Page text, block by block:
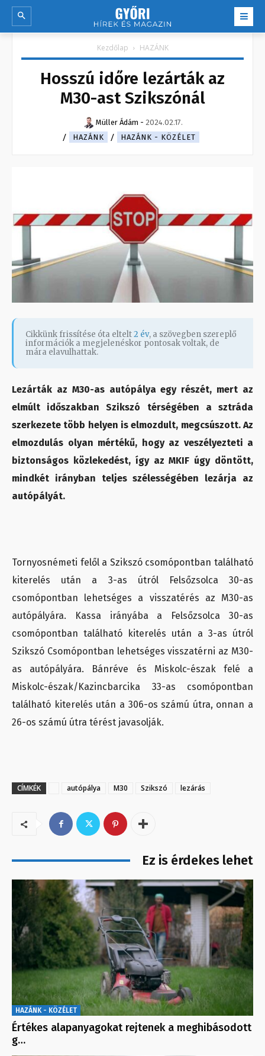
Kezdőlap HAZÁNK
Hosszú időre lezárták az
M30-ast Szikszónál
Müller Ádám - 2024.02.17.
HAZÁNK
HAZÁNK - KÖZÉLET
Cikkünk frissítése óta eltelt2 év, a szövegben szereplő
információk a megjelenéskor pontosak voltak, de
mára elavulhattak.
Lezárták az M30-as autópálya egy részét, mert az
elmúlt időszakban Szikszó térségében a sztráda
szerkezete több helyen is elmozdult, megcsúszott. Az
elmozdulás olyan mértékű, hogy az veszélyezteti a
biztonságos közlekedést, így az MKIF úgy döntött,
mindkét irányban teljes szélességében lezárja az
autópályát.
Tornyosnémeti felől a Szikszó csomópontban található
kiterelés után a 3-as útról Felsőzsolca 30-as
csomópontban lehetséges a visszatérés az M30-as
autópályára. Kassa irányába a Felsőzsolca 30-as
csomópontban található kiterelés után a 3-as útról
Szikszó Csomópontban lehetséges visszatérni az M30-
as autópályára. Bánréve és Miskolc-észak felé a
Miskolc-észak/Kazincbarcika 33-as csomópontban
található kiterelés után a 306-os számú útra, onnan a
26-os számú útra térést javasolják.
CÍMKÉK autópálya M30 Szikszó lezárás
Ez is érdekes lehet
HAZÁNK - KÖZÉLET
Értékes alapanyagokat rejtenek a meghibásodott
g…